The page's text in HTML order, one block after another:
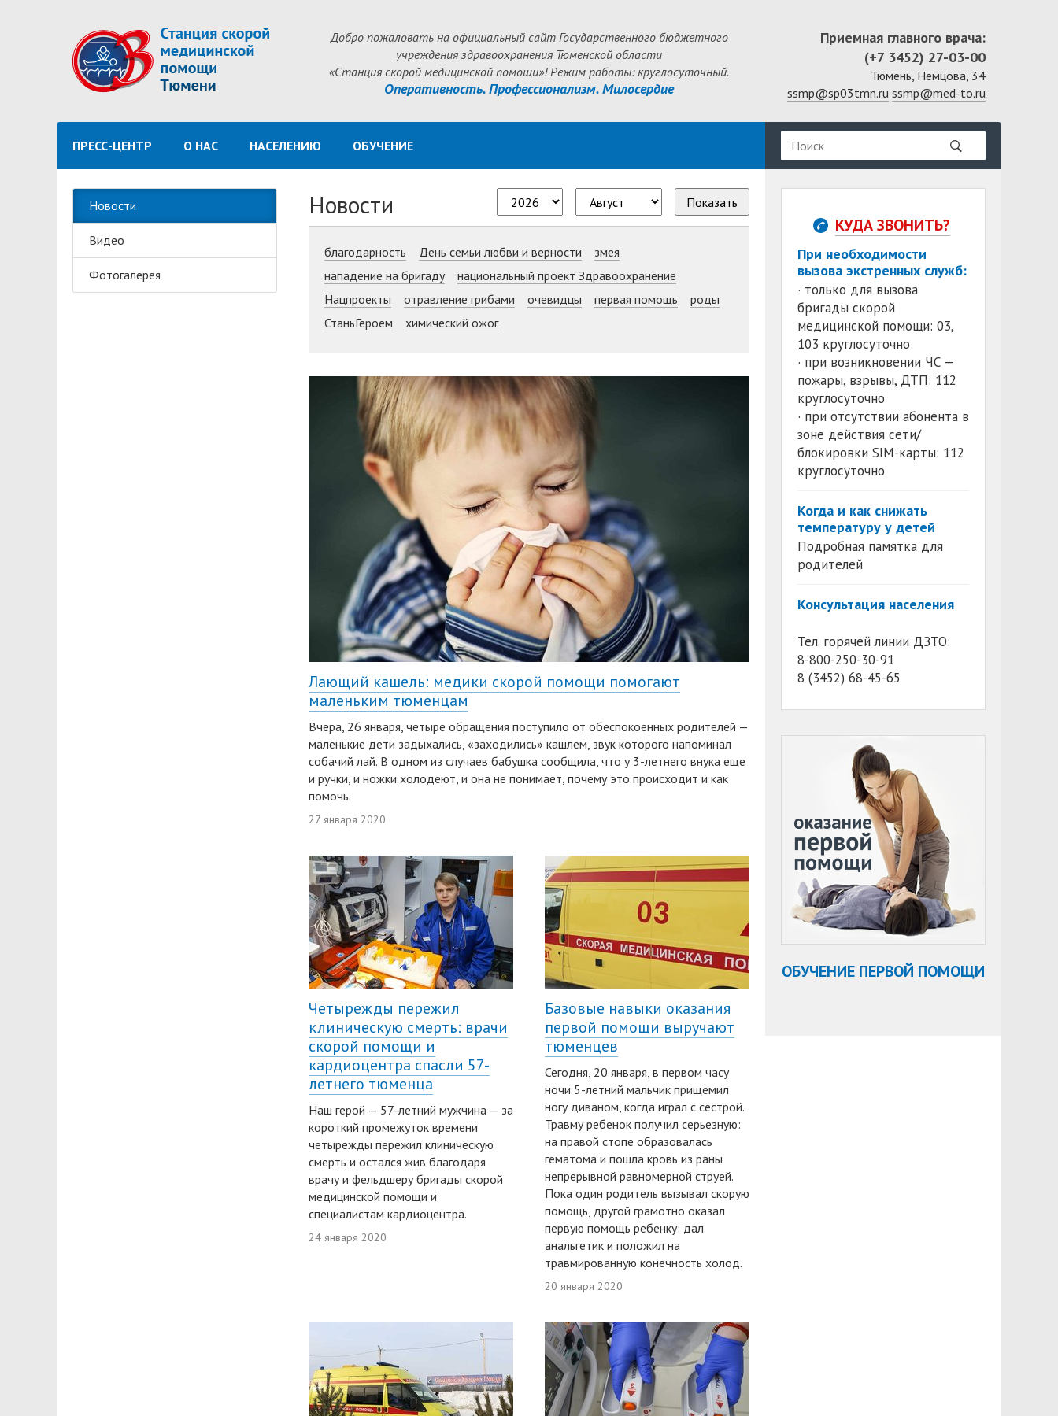
Добро пожаловать на официальный сайт Государственного бюджетного
учреждения здравоохранения Тюменской области
«Станция скорой медицинской помощи»! Режим работы: круглосуточный.
Оперативность. Профессионализм. Милосердие
Приемная главного врача:
(+7 3452) 27-03-00
Тюмень, Немцова, 34
ssmp@sp03tmn.ru ssmp@med-to.ru
ПРЕСС-ЦЕНТР О НАС НАСЕЛЕНИЮ ОБУЧЕНИЕ
Новости
Видео
Фотогалерея
Новости Показать
благодарность День семьи любви и верности
змея
нападение на бригаду
национальный проект Здравоохранение
Нацпроекты
отравление грибами очевидцы первая помощь
роды
СтаньГероем
химический ожог
Лающий кашель: медики скорой помощи помогают
маленьким тюменцам
Вчера, 26 января, четыре обращения поступило от обеспокоенных родителей —
маленькие дети задыхались, «заходились» кашлем, звук которого напоминал
собачий лай. В одном из случаев бабушка сообщила, что у 3-летнего внука еще
и ручки, и ножки холодеют, и она не понимает, почему это происходит и как
помочь.
27 января 2020
Четырежды пережил
клиническую смерть: врачи
скорой помощи и
кардиоцентра спасли 57-
летнего тюменца
Наш герой — 57-летний мужчина — за
короткий промежуток времени
четырежды пережил клиническую
смерть и остался жив благодаря
врачу и фельдшеру бригады скорой
медицинской помощи и
специалистам кардиоцентра.
24 января 2020
Базовые навыки оказания
первой помощи выручают
тюменцев
Сегодня, 20 января, в первом часу
ночи 5-летний мальчик прищемил
ногу диваном, когда играл с сестрой.
Травму ребенок получил серьезную:
на правой стопе образовалась
гематома и пошла кровь из раны
непрерывной равномерной струей.
Пока один родитель вызывал скорую
помощь, другой грамотно оказал
первую помощь ребенку: дал
анальгетик и положил на
травмированную конечность холод.
20 января 2020
КУДА ЗВОНИТЬ?
При необходимости
вызова экстренных служб:
· только для вызова
бригады скорой
медицинской помощи: 03,
103 круглосуточно
· при возникновении ЧС —
пожары, взрывы, ДТП: 112
круглосуточно
· при отсутствии абонента в
зоне действия сети/
блокировки SIM-карты: 112
круглосуточно
Когда и как снижать
температуру у детей
Подробная памятка для
родителей
Консультация населения
Тел. горячей линии ДЗТО:
8-800-250-30-91
8 (3452) 68-45-65
ОБУЧЕНИЕ ПЕРВОЙ ПОМОЩИ